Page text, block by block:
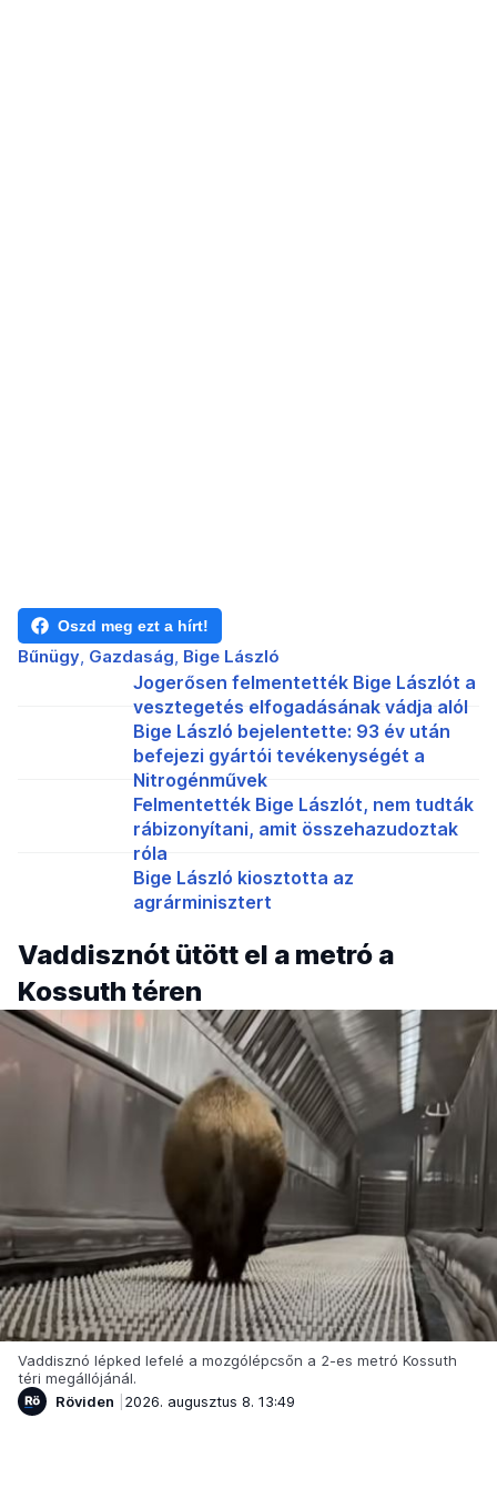
Oszd meg ezt a hírt!
Bűnügy Gazdaság Bige László
Jogerősen felmentették Bige Lászlót a
vesztegetés elfogadásának vádja alól
Bige László bejelentette: 93 év után
befejezi gyártói tevékenységét a
Nitrogénművek
Felmentették Bige Lászlót, nem tudták
rábizonyítani, amit összehazudoztak
róla
Bige László kiosztotta az
agrárminisztert
Vaddisznót ütött el a metró a
Kossuth téren
Vaddisznó lépked lefelé a mozgólépcsőn a 2-es metró Kossuth
téri megállójánál.
Röviden
2026. augusztus 8. 13:49